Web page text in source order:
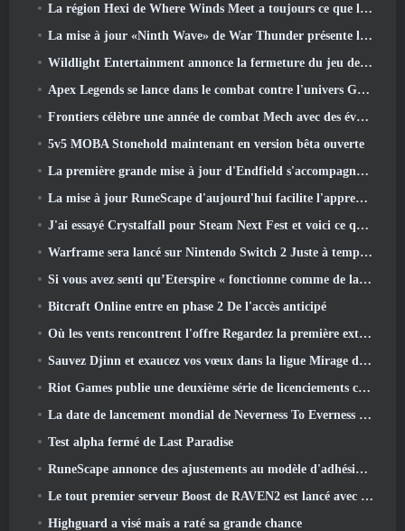
La région Hexi de Where Winds Meet a toujours ce que les joueurs aiment tout en étant une expérience unique
La mise à jour «Ninth Wave» de War Thunder présente les jets de rang IX
Wildlight Entertainment annonce la fermeture du jeu de tir gratuit Highguard
Apex Legends se lance dans le combat contre l'univers Gundam dans le dernier événement crossover
Frontiers célèbre une année de combat Mech avec des événements d'anniversaire
5v5 MOBA Stonehold maintenant en version bêta ouverte
La première grande mise à jour d'Endfield s'accompagne de nombreuses optimisations
La mise à jour RuneScape d'aujourd'hui facilite l'apprentissage des styles de combat originaux du MMORPG.
J'ai essayé Crystalfall pour Steam Next Fest et voici ce que j'ai appris
Warframe sera lancé sur Nintendo Switch 2 Juste à temps pour la prochaine mise à jour majeure, Le graphiste de l'ombre
Si vous avez senti qu’Eterspire « fonctionne comme de la merde », Le directeur créatif dit que ce n’est plus le cas
Bitcraft Online entre en phase 2 De l'accès anticipé
Où les vents rencontrent l'offre Regardez la première extension majeure de Hexi Live Stream
Sauvez Djinn et exaucez vos vœux dans la ligue Mirage de Path Of Exile
Riot Games publie une deuxième série de licenciements ce mois-ci
La date de lancement mondial de Neverness To Everness révélée
Test alpha fermé de Last Paradise
RuneScape annonce des ajustements au modèle d'adhésion Premier pour tenir compte des modifications récentes apportées au MMORPG
Le tout premier serveur Boost de RAVEN2 est lancé avec la mise à jour d'aujourd'hui
Highguard a visé mais a raté sa grande chance